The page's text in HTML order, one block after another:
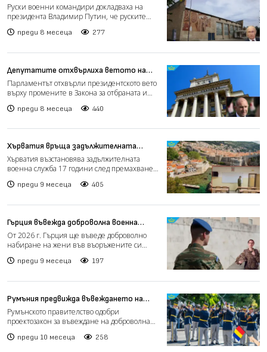
са превзети, а офанзивата продължава
Руски военни командири докладваха на
президента Владимир Путин, че руските
преди 8 месеца 277
Депутатите отхвърлиха ветото на
президента върху промените в Закона
за отбраната и въоръжените сили
Парламентът отхвърли президентското вето
върху промените в Закона за отбраната и
преди 8 месеца 440
Хърватия връща задължителната
военна служба след 17 години пауза
(видео)
Хърватия възстановява задължителната
военна служба 17 години след премахването
преди 9 месеца 405
Гърция въвежда доброволна военна
служба за жени от догодина
От 2026 г. Гърция ще въведе доброволно
набиране на жени във въоръжените си
преди 9 месеца 197
Румъния предвижда въвеждането на
доброволна военна служба
Румънското правителство одобри
проектозакон за въвеждане на доброволна
преди 10 месеца 258